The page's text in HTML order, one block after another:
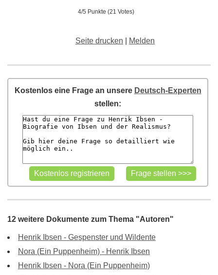
4/5 Punkte (21 Votes)
Seite drucken Melden
Kostenlos eine Frage an unsere Deutsch-Experten
stellen:
12 weitere Dokumente zum Thema "Autoren"
Henrik Ibsen - Gespenster und Wildente
Nora (Ein Puppenheim) - Henrik Ibsen
Henrik Ibsen - Nora (Ein Puppenheim)